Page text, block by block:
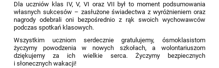
Dla uczniów klas IV, V, VI oraz VII był to moment podsumowania
własnych sukcesów – zasłużone świadectwa z wyróżnieniem oraz
nagrody odebrali oni bezpośrednio z rąk swoich wychowawców
podczas spotkań klasowych.
Wszystkim uczniom serdecznie gratulujemy, ósmoklasistom
życzymy powodzenia w nowych szkołach, a wolontariuszom
dziękujemy za ich wielkie serca. Życzymy bezpiecznych
i słonecznych wakacji!